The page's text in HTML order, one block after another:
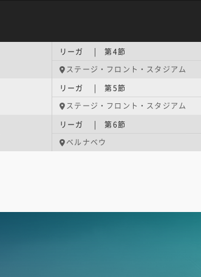
リーガ | 第4節
ステージ・フロント・スタジアム
リーガ | 第5節
ステージ・フロント・スタジアム
リーガ | 第6節
ベルナベウ